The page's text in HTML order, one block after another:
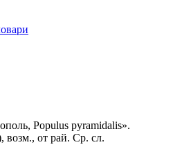
Рорulus pyramidalis».
возм., от рай. Ср. сл.